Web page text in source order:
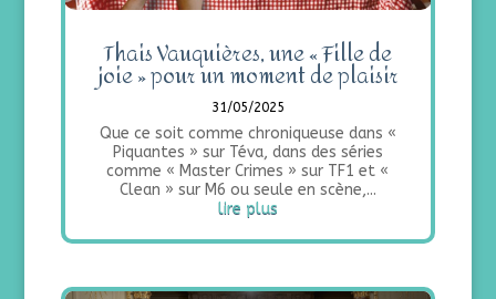
Thais Vauquières, une « Fille de
joie » pour un moment de plaisir
31/05/2025
Que ce soit comme chroniqueuse dans «
Piquantes » sur Téva, dans des séries
comme « Master Crimes » sur TF1 et «
Clean » sur M6 ou seule en scène,...
lire plus